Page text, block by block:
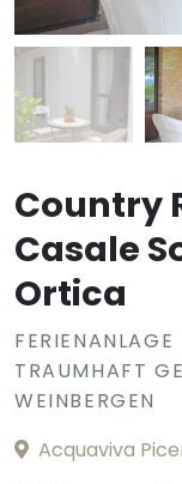
Country
Casale
Ortica
TRAUMHAFT
WEINBERGEN
Acquaviva